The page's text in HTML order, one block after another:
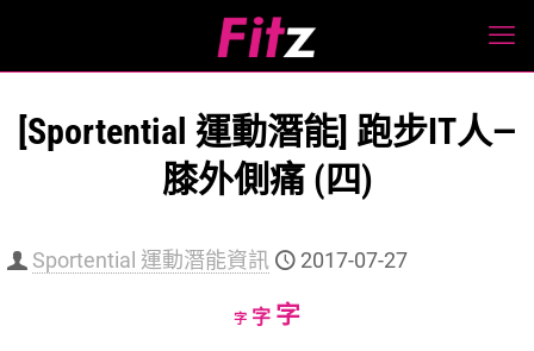
[Sportential 運動潛能] 跑步IT人—
膝外側痛 (四)
Sportential 運動潛能資訊 2017-07-27
字Decrease
字Reset
字Increase